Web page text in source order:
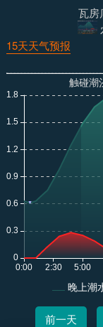
瓦房
15天天气预报
触碰潮
晚上潮
前一天